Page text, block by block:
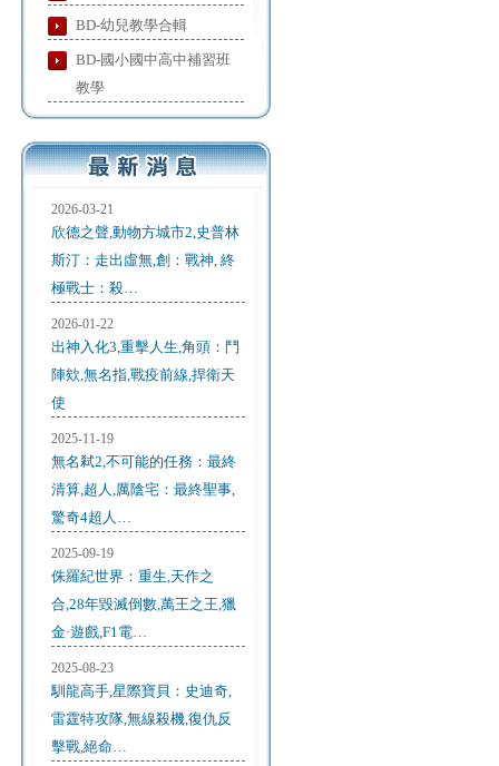
BD-幼兒教學合輯
BD-國小國中高中補習班
教學
2026-03-21
欣德之聲,動物方城市2,史普林
斯汀：走出虛無,創：戰神, 終
極戰士：殺…
2026-01-22
出神入化3,重擊人生,角頭：鬥
陣欸,無名指,戰疫前線,捍衛天
使
2025-11-19
無名弒2,不可能的任務：最終
清算,超人,厲陰宅：最終聖事,
驚奇4超人…
2025-09-19
侏羅紀世界：重生,天作之
合,28年毀滅倒數,萬王之王,獵
金·遊戲,F1電…
2025-08-23
馴龍高手,星際寶貝：史迪奇,
雷霆特攻隊,無線殺機,復仇反
擊戰,絕命…